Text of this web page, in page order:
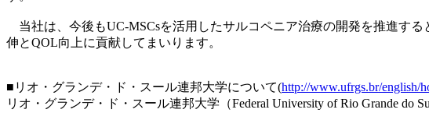
当社は、今後もUC-MSCsを活用したサルコペニア治療の開発を推進す
伸とQOL向上に貢献してまいります。
■リオ・グランデ・ド・スール連邦大学について(http://www.ufrgs.br/english/
リオ・グランデ・ド・スール連邦大学（Federal University of Rio Grande